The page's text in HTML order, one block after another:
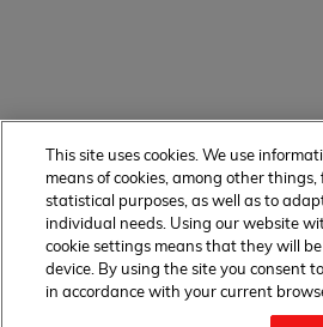
This site uses cookies. We use
means of cookies, among other
statistical purposes, as well as to
individual needs. Using our website
cookie settings means that they will
device. By using the site you consent
in accordance with your current